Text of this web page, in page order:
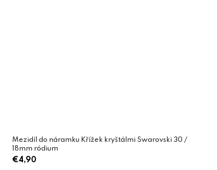
Mezidíl do náramku Křížek kryštálmi Swarovski 30 /
18mm ródium
€4,90